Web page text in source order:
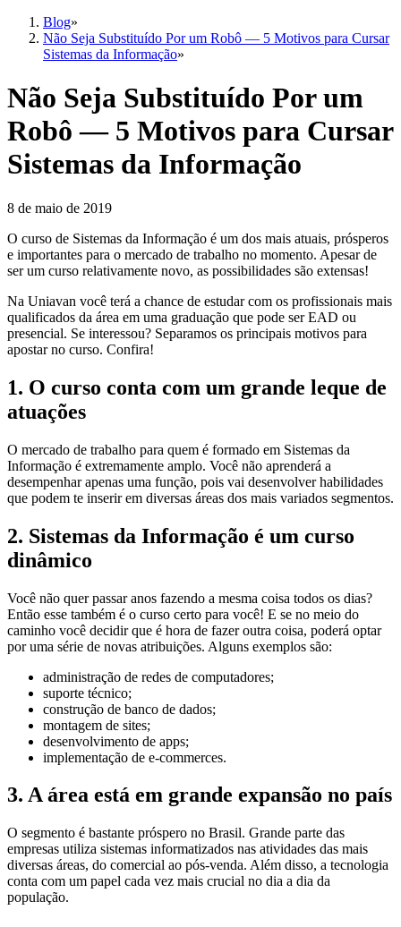
Blog»
Não Seja Substituído Por um Robô — 5 Motivos para Cursar
Sistemas da Informação»
Não Seja Substituído Por um
Robô — 5 Motivos para Cursar
Sistemas da Informação
8 de maio de 2019
O curso de Sistemas da Informação é um dos mais atuais, prósperos
e importantes para o mercado de trabalho no momento. Apesar de
ser um curso relativamente novo, as possibilidades são extensas!
Na Uniavan você terá a chance de estudar com os profissionais mais
qualificados da área em uma graduação que pode ser EAD ou
presencial. Se interessou? Separamos os principais motivos para
apostar no curso. Confira!
1. O curso conta com um grande leque de
atuações
O mercado de trabalho para quem é formado em Sistemas da
Informação é extremamente amplo. Você não aprenderá a
desempenhar apenas uma função, pois vai desenvolver habilidades
que podem te inserir em diversas áreas dos mais variados segmentos.
2. Sistemas da Informação é um curso
dinâmico
Você não quer passar anos fazendo a mesma coisa todos os dias?
Então esse também é o curso certo para você! E se no meio do
caminho você decidir que é hora de fazer outra coisa, poderá optar
por uma série de novas atribuições. Alguns exemplos são:
administração de redes de computadores;
suporte técnico;
construção de banco de dados;
montagem de sites;
desenvolvimento de apps;
implementação de e-commerces.
3. A área está em grande expansão no país
O segmento é bastante próspero no Brasil. Grande parte das
empresas utiliza sistemas informatizados nas atividades das mais
diversas áreas, do comercial ao pós-venda. Além disso, a tecnologia
conta com um papel cada vez mais crucial no dia a dia da
população.